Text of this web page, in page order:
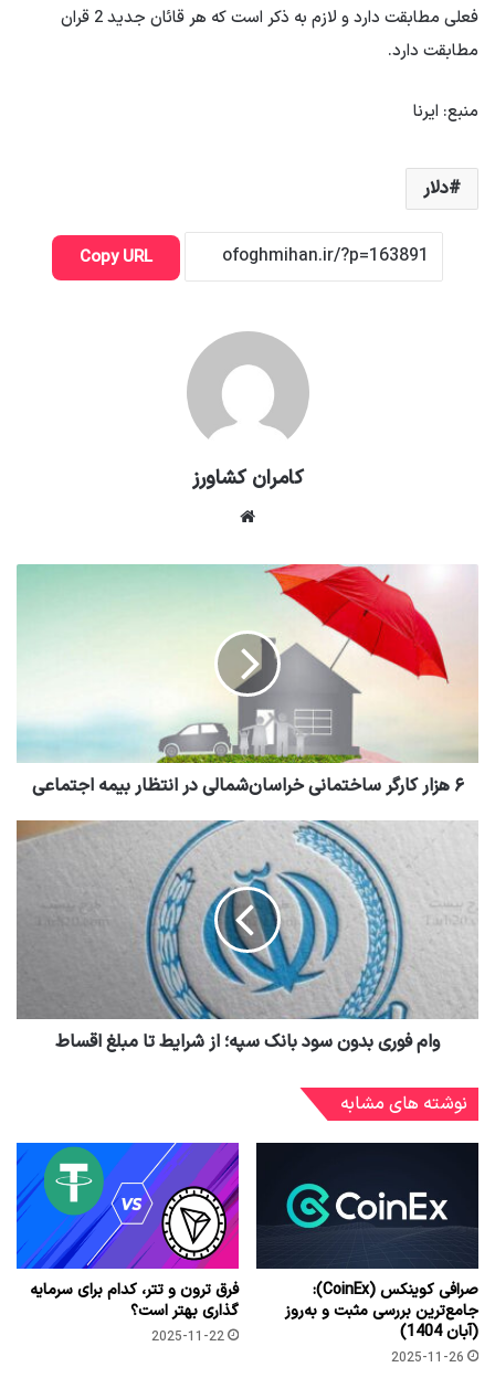
فعلی مطابقت دارد و لازم به ذکر است که هر قائان جدید 2 قران
مطابقت دارد.
منبع: ایرنا
دلار
Copy URL
کامران کشاورز
۶ هزار کارگر ساختمانی خراسان‌شمالی در انتظار بیمه اجتماعی
وام فوری بدون سود بانک سپه؛ از شرایط تا مبلغ اقساط
نوشته های مشابه
صرافی کوینکس (CoinEx):
جامع‌ترین بررسی مثبت و به‌روز
(آبان 1404)
2025-11-26
فرق ترون و تتر، کدام برای سرمایه
گذاری بهتر است؟
2025-11-22